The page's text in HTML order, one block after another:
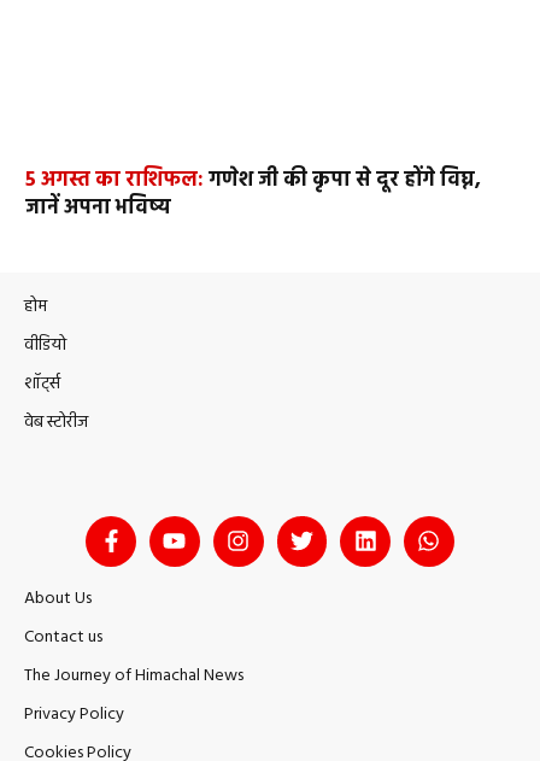
5 अगस्त का राशिफल:गणेश जी की कृपा से दूर होंगे विघ्न,
जानें अपना भविष्य
होम
वीडियो
शॉर्ट्स
वेब स्टोरीज
About Us
Contact us
The Journey of Himachal News
Privacy Policy
Cookies Policy